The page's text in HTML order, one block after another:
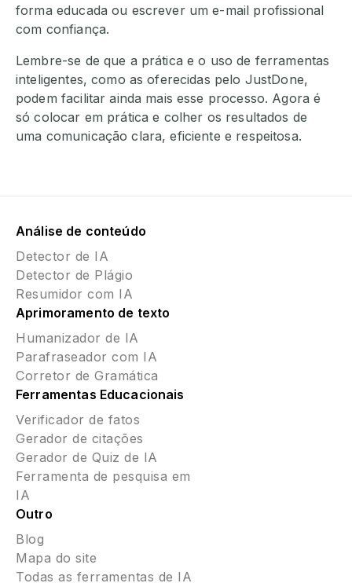
forma educada ou escrever um e-mail profissional
com confiança.
Lembre-se de que a prática e o uso de ferramentas
inteligentes, como as oferecidas pelo JustDone,
podem facilitar ainda mais esse processo. Agora é
só colocar em prática e colher os resultados de
uma comunicação clara, eficiente e respeitosa.
Análise de conteúdo
Detector de IA
Detector de Plágio
Resumidor com IA
Aprimoramento de texto
Humanizador de IA
Parafraseador com IA
Corretor de Gramática
Ferramentas Educacionais
Verificador de fatos
Gerador de citações
Gerador de Quiz de IA
Ferramenta de pesquisa em
IA
Outro
Blog
Mapa do site
Todas as ferramentas de IA